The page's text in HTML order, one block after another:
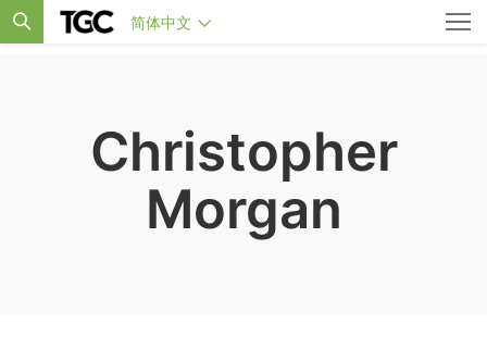
简体中文
Christopher
Morgan